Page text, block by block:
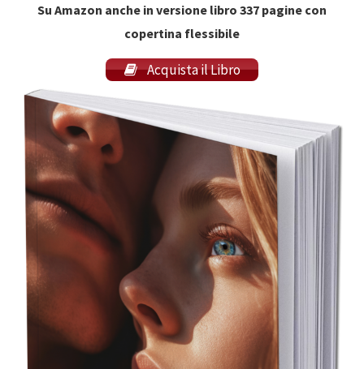
Su Amazon anche in versione libro 337 pagine con
copertina flessibile
Acquista il Libro